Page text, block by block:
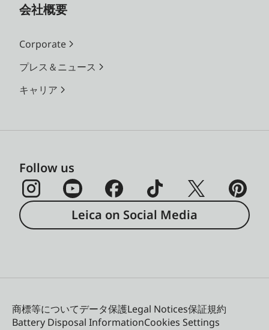
会社概要
Corporate
プレス＆ニュース
キャリア
Follow us
Leica on Social Media
商標等についてデータ保護Legal Notices保証規約
Battery Disposal InformationCookies Settings